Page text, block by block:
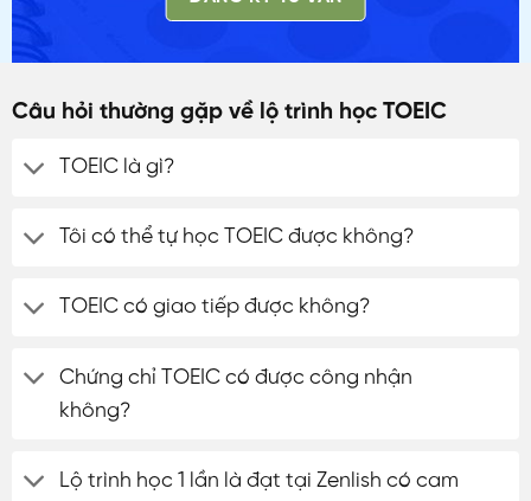
Câu hỏi thường gặp về lộ trình học TOEIC
TOEIC là gì?
Tôi có thể tự học TOEIC được không?
TOEIC có giao tiếp được không?
Chứng chỉ TOEIC có được công nhận
không?
Lộ trình học 1 lần là đạt tại Zenlish có cam